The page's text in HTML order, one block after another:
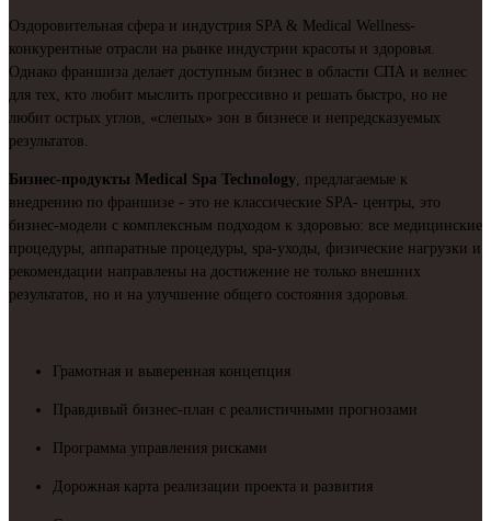
Оздоровительная сфера и индустрия SPA & Medical Wellness-
конкурентные отрасли на рынке индустрии красоты и здоровья.
Однако франшиза делает доступным бизнес в области СПА и велнес
для тех, кто любит мыслить прогрессивно и решать быстро, но не
любит острых углов, «слепых» зон в бизнесе и непредсказуемых
результатов.
Бизнес-продукты Medical Spa Technology, предлагаемые к
внедрению по франшизе - это не классические SPA- центры, это
бизнес-модели с комплексным подходом к здоровью: все медицинские
процедуры, аппаратные процедуры, spa-уходы, физические нагрузки и
рекомендации направлены на достижение не только внешних
результатов, но и на улучшение общего состояния здоровья.
Грамотная и выверенная концепция
Правдивый бизнес-план с реалистичными прогнозами
Программа управления рисками
Дорожная карта реализации проекта и развития